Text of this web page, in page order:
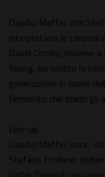
Claudio Maffei, con
interpretano le canzoni
David Crosby, insieme
Young, ha scritto la
generazione in nome
fermento che erano gli
Line-up
Claudio Maffei: voce,
Stefano Frollano: